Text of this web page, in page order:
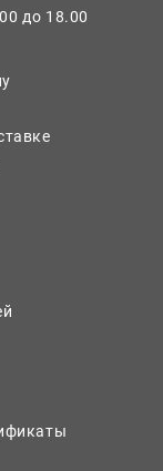
до 18.00